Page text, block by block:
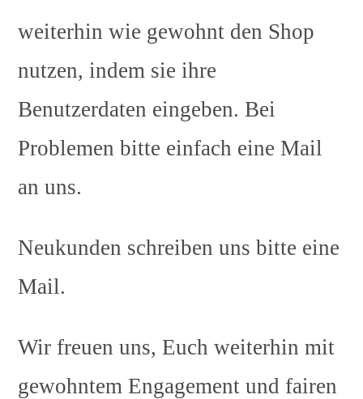
weiterhin wie gewohnt den Shop
nutzen, indem sie ihre
Benutzerdaten eingeben. Bei
Problemen bitte einfach eine Mail
an uns.
Neukunden schreiben uns bitte eine
Mail.
Wir freuen uns, Euch weiterhin mit
gewohntem Engagement und fairen